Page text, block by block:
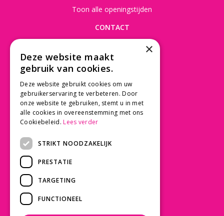
Toon alle openingstijden
CONTACT
3997 MK 't Goy
030 - 60 11 365
info@tuincentrumdebruijn.nl
Betaalinformatie
×
Deze website maakt
gebruik van cookies.
Deze website gebruikt cookies om uw
gebruikerservaring te verbeteren. Door
onze website te gebruiken, stemt u in met
alle cookies in overeenstemming met ons
Cookiebeleid. Lees verder
STRIKT NOODZAKELIJK
PRESTATIE
TARGETING
FUNCTIONEEL